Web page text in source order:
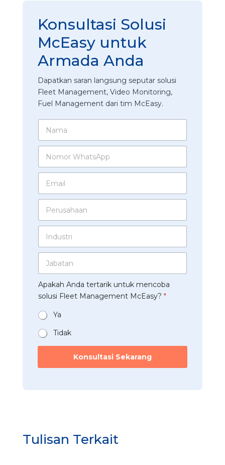
Konsultasi Solusi
McEasy untuk
Armada Anda
Dapatkan saran langsung seputar solusi
Fleet Management, Video Monitoring,
Fuel Management dari tim McEasy.
m
m
W
t
A
p
*
a
*
r
a
a
n
*
d
r
i
b
a
t
n
Apakah Anda tertarik untuk mencoba
solusi Fleet Management McEasy? *
Ya
Tidak
M
E
a
Konsultasi Sekarang
Tulisan Terkait